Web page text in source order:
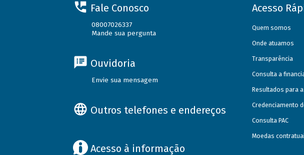
Fale Conosco
08007026337
Mande sua pergunta
Ouvidoria
Envie sua mensagem
Outros telefones e endereços
Acesso à informação
Acesso
Quem somos
Onde atuamos
Transparência
Consulta a
Resultados para
Credenciamento
Consulta PAC
Moedas